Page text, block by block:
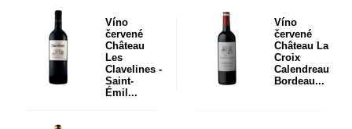
Víno
červené
Château
Les
Clavelines -
Saint-
Émil...
Víno
červené
Château La
Croix
Calendreau
Bordeau...